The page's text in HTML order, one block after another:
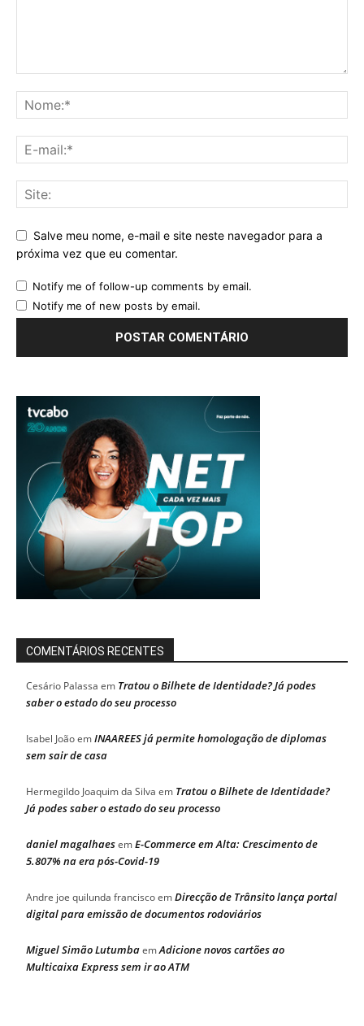
Salve meu nome, e-mail e site neste navegador para a
próxima vez que eu comentar.
Notify me of follow-up comments by email.
Notify me of new posts by email.
COMENTÁRIOS RECENTES
Cesário Palassa em Tratou o Bilhete de Identidade? Já podes
saber o estado do seu processo
Isabel JoãoemINAAREES já permite homologação de diplomas
sem sair de casa
Hermegildo Joaquim da Silva em Tratou o Bilhete de Identidade?
Já podes saber o estado do seu processo
daniel magalhaesemE-Commerce em Alta: Crescimento de
5.807% na era pós-Covid-19
Andre joe quilunda franciscoemDirecção de Trânsito lança portal
digital para emissão de documentos rodoviários
Miguel Simão LutumbaemAdicione novos cartões ao
Multicaixa Express sem ir ao ATM